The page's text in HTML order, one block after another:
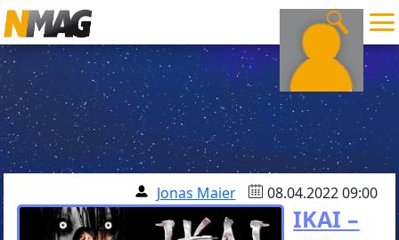
Jonas Maier 08.04.2022 09:00
IKAI –